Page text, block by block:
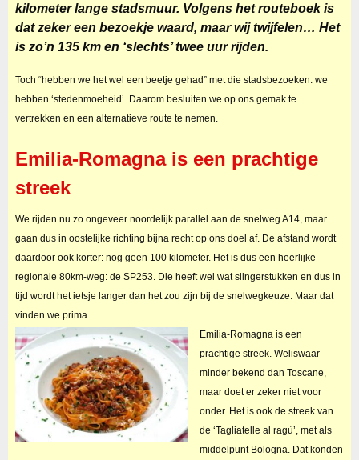
kilometer lange stadsmuur. Volgens het routeboek is
dat zeker een bezoekje waard, maar wij twijfelen… Het
is zo’n 135 km en ‘slechts’ twee uur rijden.
Toch “hebben we het wel een beetje gehad” met die stadsbezoeken: we
hebben ‘stedenmoeheid’. Daarom besluiten we op ons gemak te
vertrekken en een alternatieve route te nemen.
Emilia-Romagna is een prachtige
streek
We rijden nu zo ongeveer noordelijk parallel aan de snelweg A14, maar
gaan dus in oostelijke richting bijna recht op ons doel af. De afstand wordt
daardoor ook korter: nog geen 100 kilometer. Het is dus een heerlijke
regionale 80km-weg: de SP253. Die heeft wel wat slingerstukken en dus in
tijd wordt het ietsje langer dan het zou zijn bij de snelwegkeuze. Maar dat
vinden we prima.
Emilia-Romagna is een
prachtige streek. Weliswaar
minder bekend dan Toscane,
maar doet er zeker niet voor
onder. Het is ook de streek van
de ‘Tagliatelle al ragù’, met als
middelpunt Bologna. Dat konden